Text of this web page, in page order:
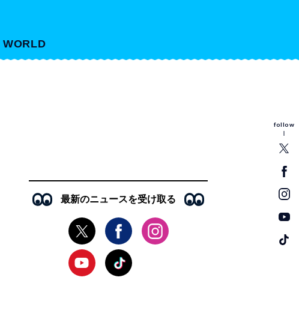
WORLD
follow
最新のニュースを受け取る